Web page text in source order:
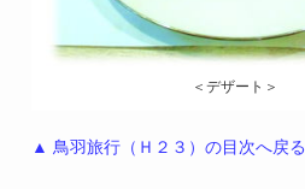
＜デザート＞
▲ 鳥羽旅行（Ｈ２３）の目次へ戻る